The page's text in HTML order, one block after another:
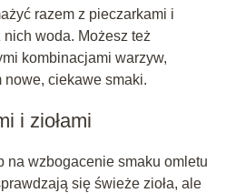
razem z pieczarkami i
nich woda. Możesz też
kombinacjami warzyw,
nowe, ciekawe smaki.
i ziołami
na wzbogacenie smaku omletu
się świeże zioła, ale